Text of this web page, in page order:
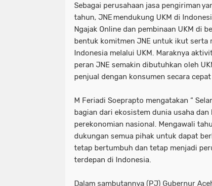
Sebagai perusahaan jasa pengiriman
tahun, JNE mendukung UKM di
Ngajak Online dan pembinaan UKM di
bentuk komitmen JNE untuk ikut serta
Indonesia melalui UKM. Maraknya
peran JNE semakin dibutuhkan oleh
penjual dengan konsumen secara
M Feriadi Soeprapto mengatakan “
bagian dari ekosistem dunia usaha
perekonomian nasional. Mengawali
dukungan semua pihak untuk dapat
tetap bertumbuh dan tetap menjadi
terdepan di Indonesia.
Dalam sambutannya (PJ) Gubernur